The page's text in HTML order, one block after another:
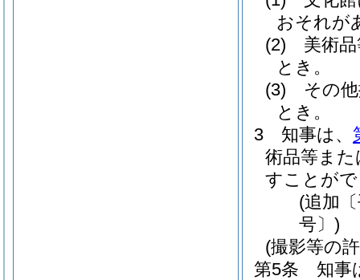
おそれが
(2)
美術
とき。
(3)
その
とき。
3
知事は、
術品等ま
すことが
(追加
号〕)
(撮影等の
第5条
知事